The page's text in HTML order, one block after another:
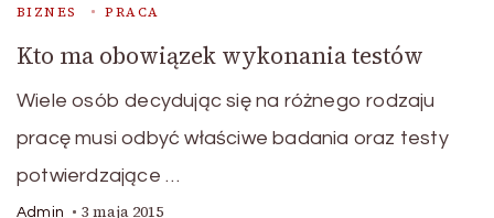
BIZNES PRACA
Kto ma obowiązek wykonania testów
Wiele osób decydując się na różnego rodzaju
pracę musi odbyć właściwe badania oraz testy
potwierdzające …
Admin 3 maja 2015